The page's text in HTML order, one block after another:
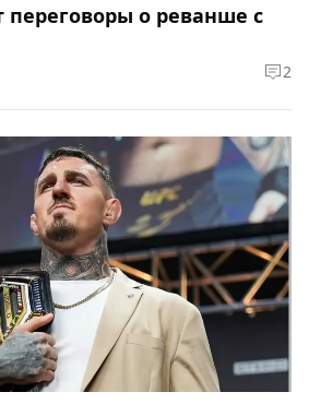
переговоры о реванше с
2